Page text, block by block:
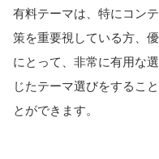
有料テーマは、特にコン
策を重要視している方、
にとって、非常に有用な
じたテーマ選びをするこ
とができます。